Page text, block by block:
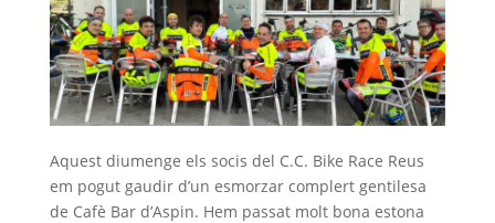
Aquest diumenge els socis del C.C. Bike Race Reus
em pogut gaudir d’un esmorzar complert gentilesa
de Cafè Bar d’Aspin. Hem passat molt bona estona